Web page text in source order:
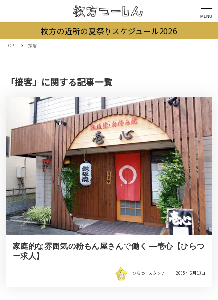
MENU
枚方の近所の夏祭りスケジュール2026
TOP 接客
「接客」に関する記事一覧
家庭的な雰囲気の粉もん屋さんで働く ―壱心【ひらつ
ー求人】
ひらつースタッフ 2015年6月13日